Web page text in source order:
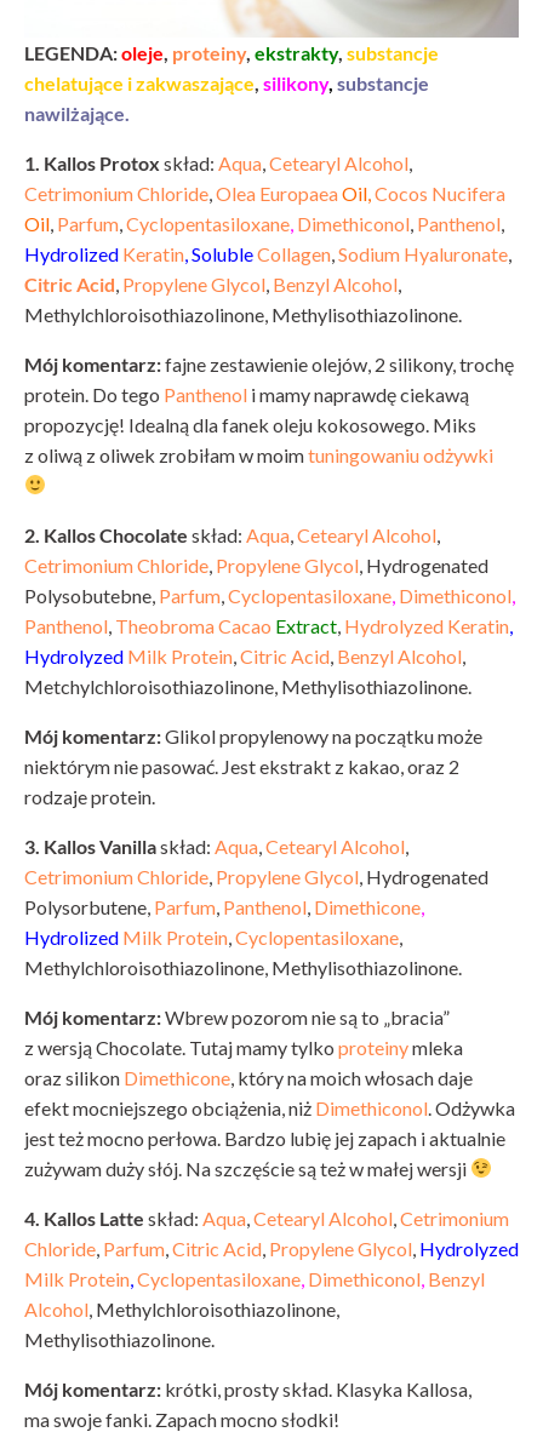
LEGENDA:oleje proteiny, ekstrakty, substancje
chelatujące i zakwaszające silikony, substancje
nawilżające.
1. Kallos Protox skład: Aqua Cetearyl Alcohol
Cetrimonium Chloride Olea EuropaeaOil, Cocos Nucifera
Oil Parfum Cyclopentasiloxane Dimethiconol Panthenol
Hydrolized Keratin , SolubleCollagen Sodium Hyaluronate
Citric Acid Propylene Glycol Benzyl Alcohol
Methylchloroisothiazolinone, Methylisothiazolinone.
Mój komentarz:fajne zestawienie olejów, 2 silikony, trochę
protein. Do tego Panthenol i mamy naprawdę ciekawą
propozycję! Idealną dla fanek oleju kokosowego. Miks
z oliwą z oliwek zrobiłam w moimtuningowaniu odżywki
2. Kallos Chocolate skład: Aqua Cetearyl Alcohol
Cetrimonium Chloride Propylene Glycol , Hydrogenated
Polysobutebne, Parfum Cyclopentasiloxane Dimethiconol
Panthenol Theobroma Cacao Extract Hydrolyzed Keratin
Hydrolyzed Milk Protein Citric Acid Benzyl Alcohol
Metchylchloroisothiazolinone, Methylisothiazolinone.
Mój komentarz:Glikol propylenowy na początku może
niektórym nie pasować. Jest ekstrakt z kakao, oraz 2
rodzaje protein.
3. Kallos Vanillaskład: Aqua Cetearyl Alcohol
Cetrimonium Chloride Propylene Glycol , Hydrogenated
Polysorbutene, Parfum Panthenol Dimethicone
Hydrolized Milk Protein Cyclopentasiloxane
Methylchloroisothiazolinone, Methylisothiazolinone.
Mój komentarz:Wbrew pozorom nie są to „bracia”
z wersją Chocolate. Tutaj mamy tylko proteinymleka
oraz silikon Dimethicone , który na moich włosach daje
efekt mocniejszego obciążenia, niż Dimethiconol . Odżywka
jest też mocno perłowa. Bardzo lubię jej zapach i aktualnie
zużywam duży słój. Na szczęście są też w małej wersji
4. Kallos Latte skład: Aqua Cetearyl Alcohol Cetrimonium
Chloride Parfum Citric Acid Propylene Glycol Hydrolyzed
Milk Protein Cyclopentasiloxane Dimethiconol Benzyl
Alcohol , Methylchloroisothiazolinone,
Methylisothiazolinone.
Mój komentarz: krótki, prosty skład. Klasyka Kallosa,
ma swoje fanki. Zapach mocno słodki!